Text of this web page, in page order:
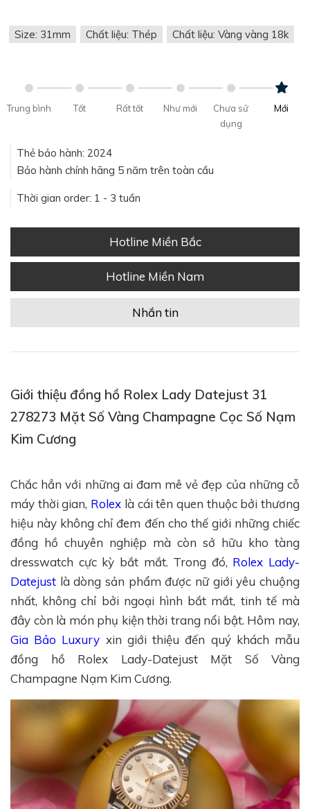
Size: 31mm Chất liệu: Thép Chất liệu: Vàng vàng 18k
Trung bình Tốt Rất tốt Như mới
Chưa sử
dụng
Mới
Thẻ bảo hành: 2024
Bảo hành chính hãng 5 năm trên toàn cầu
Thời gian order: 1 - 3 tuần
Hotline Miền Bắc
Hotline Miền Nam
Nhắn tin
Giới thiệu đồng hồ Rolex Lady Datejust 31
278273 Mặt Số Vàng Champagne Cọc Số Nạm
Kim Cương
Chắc hẳn với những ai đam mê vẻ đẹp của những cỗ
máy thời gian, Rolex là cái tên quen thuộc bởi thương
hiệu này không chỉ đem đến cho thế giới những chiếc
đồng hồ chuyên nghiệp mà còn sở hữu kho tàng
dresswatch cực kỳ bắt mắt. Trong đó, Rolex Lady-
Datejust là dòng sản phẩm được nữ giới yêu chuộng
nhất, không chỉ bởi ngoại hình bắt mắt, tinh tế mà
đây còn là món phụ kiện thời trang nổi bật. Hôm nay,
Gia Bảo Luxury xin giới thiệu đến quý khách mẫu
đồng hồ Rolex Lady-Datejust Mặt Số Vàng
Champagne Nạm Kim Cương.